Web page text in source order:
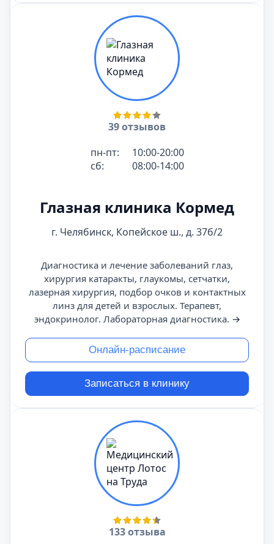
39 отзывов
пн-пт:
10:00-20:00
сб:
08:00-14:00
Глазная клиника Кормед
г. Челябинск, Копейское ш., д. 37б/2
Диагностика и лечение заболеваний глаз,
хирургия катаракты, глаукомы, сетчатки,
лазерная хирургия, подбор очков и контактных
линз для детей и взрослых. Терапевт,
эндокринолог. Лабораторная диагностика. →
Онлайн-расписание
Записаться в клинику
133 отзыва